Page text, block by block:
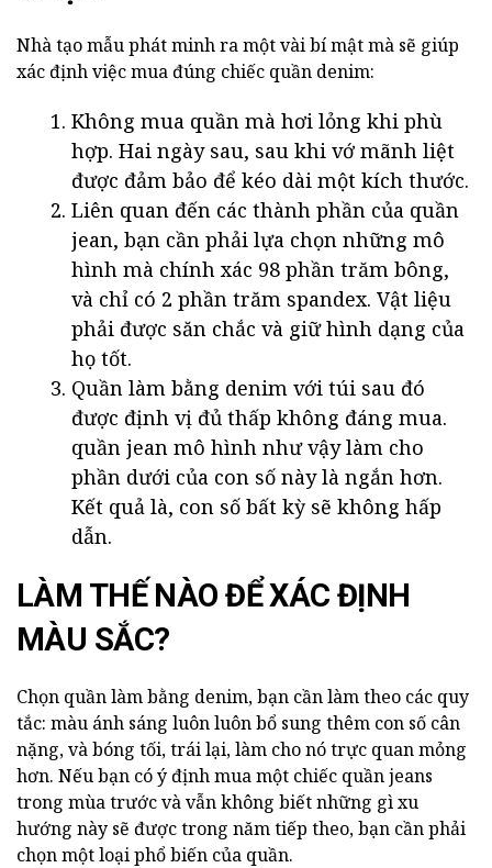
Nhà tạo mẫu phát minh ra một vài bí mật mà sẽ giúp
xác định việc mua đúng chiếc quần denim:
Không mua quần mà hơi lỏng khi phù
hợp. Hai ngày sau, sau khi vớ mãnh liệt
được đảm bảo để kéo dài một kích thước.
Liên quan đến các thành phần của quần
jean, bạn cần phải lựa chọn những mô
hình mà chính xác 98 phần trăm bông,
và chỉ có 2 phần trăm spandex. Vật liệu
phải được săn chắc và giữ hình dạng của
họ tốt.
Quần làm bằng denim với túi sau đó
được định vị đủ thấp không đáng mua.
quần jean mô hình như vậy làm cho
phần dưới của con số này là ngắn hơn.
Kết quả là, con số bất kỳ sẽ không hấp
dẫn.
LÀM THẾ NÀO ĐỂ XÁC ĐỊNH
MÀU SẮC?
Chọn quần làm bằng denim, bạn cần làm theo các quy
tắc: màu ánh sáng luôn luôn bổ sung thêm con số cân
nặng, và bóng tối, trái lại, làm cho nó trực quan mỏng
hơn. Nếu bạn có ý định mua một chiếc quần jeans
trong mùa trước và vẫn không biết những gì xu
hướng này sẽ được trong năm tiếp theo, bạn cần phải
chọn một loại phổ biến của quần.